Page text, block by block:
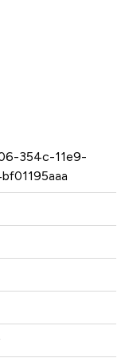
354c-11e9-